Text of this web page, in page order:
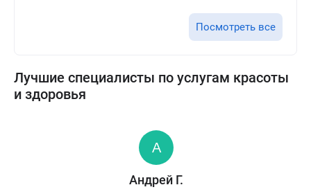
Посмотреть все
Лучшие специалисты по услугам красоты
и здоровья
Андрей Г.